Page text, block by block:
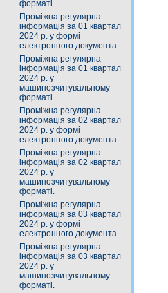
форматі.
Проміжна регулярна
інформація за 01 квартал
2024 р. у формі
електронного документа.
Проміжна регулярна
інформація за 01 квартал
2024 р. у
машинозчитувальному
форматі.
Проміжна регулярна
інформація за 02 квартал
2024 р. у формі
електронного документа.
Проміжна регулярна
інформація за 02 квартал
2024 р. у
машинозчитувальному
форматі.
Проміжна регулярна
інформація за 03 квартал
2024 р. у формі
електронного документа.
Проміжна регулярна
інформація за 03 квартал
2024 р. у
машинозчитувальному
форматі.